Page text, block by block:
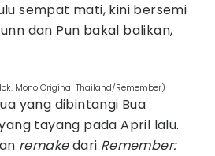
sempat mati, kini bersemi
dan Pun bakal balikan,
Mono Original Thailand/Remember)
yang dibintangi Bua
tayang pada April lalu.
remakedari Remember: